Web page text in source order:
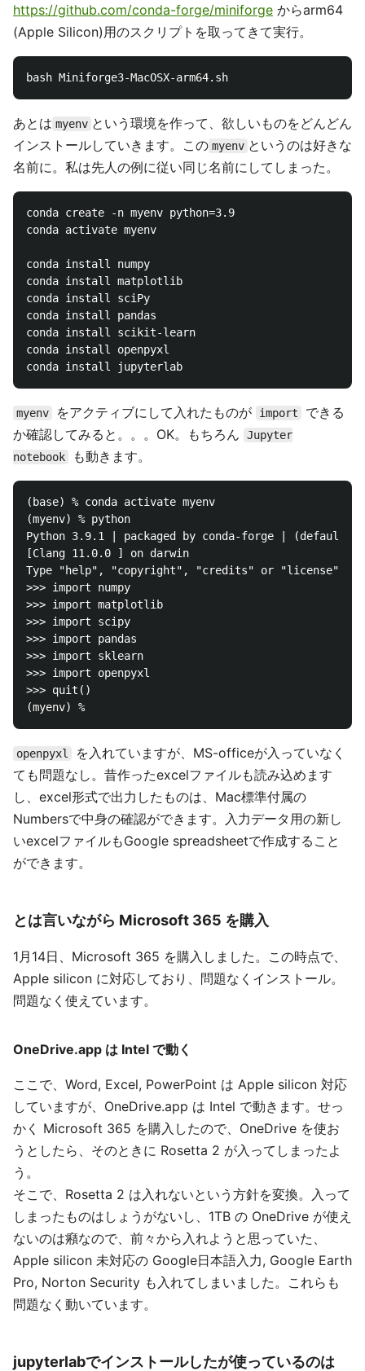
https://github.com/conda-forge/miniforge からarm64
(Apple Silicon)用のスクリプトを取ってきて実行。
あとは myenv という環境を作って、欲しいものをどんどん
インストールしていきます。この myenv というのは好きな
名前に。私は先人の例に従い同じ名前にしてしまった。
conda create -n myenv python=3.9
conda activate myenv
conda install numpy
conda install matplotlib
conda install sciPy
conda install pandas
conda install scikit-learn
conda install openpyxl
myenv をアクティブにして入れたものが import
できる
か確認してみると。。。OK。もちろん
Jupyter
notebook
も動きます。
(base) % conda activate myenv
(myenv) % python
Python 3.9.1 | packaged by conda-forge | (default,
[Clang 11.0.0 ] on darwin
Type "help", "copyright", "credits" or "license" for
>>> import numpy
>>> import matplotlib
>>> import scipy
>>> import pandas
>>> import sklearn
>>> import openpyxl
>>> quit()
openpyxl
を入れていますが、MS-officeが入っていなく
ても問題なし。昔作ったexcelファイルも読み込めます
し、excel形式で出力したものは、Mac標準付属の
Numbersで中身の確認ができます。入力データ用の新し
いexcelファイルもGoogle spreadsheetで作成すること
ができます。
とは言いながら Microsoft 365 を購入
1月14日、Microsoft 365 を購入しました。この時点で、
Apple silicon に対応しており、問題なくインストール。
問題なく使えています。
OneDrive.app は Intel で動く
ここで、Word, Excel, PowerPoint は Apple silicon 対応
していますが、OneDrive.app は Intel で動きます。せっ
かく Microsoft 365 を購入したので、OneDrive を使お
うとしたら、そのときに Rosetta 2 が入ってしまったよ
う。
そこで、Rosetta 2 は入れないという方針を変換。入って
しまったものはしょうがないし、1TB の OneDrive が使え
ないのは癪なので、前々から入れようと思っていた、
Apple silicon 未対応の Google日本語入力, Google Earth
Pro, Norton Security も入れてしまいました。これらも
問題なく動いています。
jupyterlabでインストールしたが使っているのは